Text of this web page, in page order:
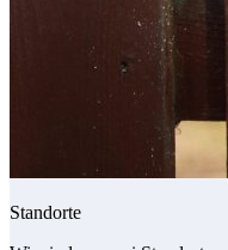
Standorte